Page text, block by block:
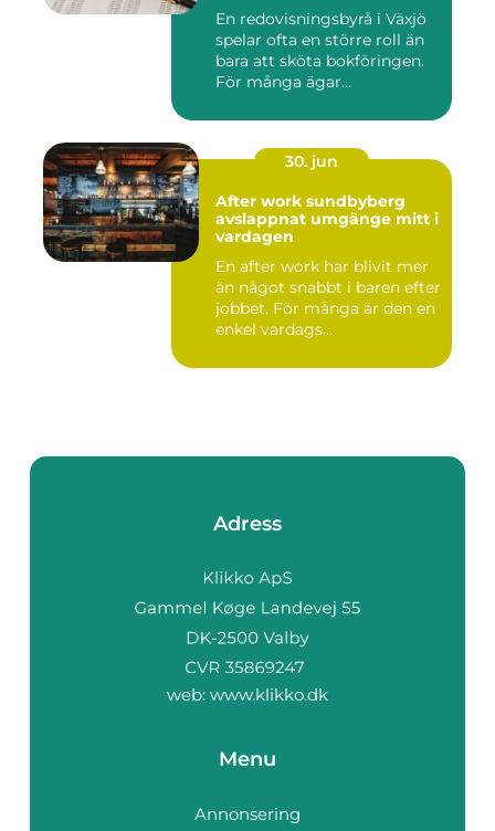
En redovisningsbyrå i Växjö
spelar ofta en större roll än
bara att sköta bokföringen.
För många ägar...
30. jun
After work sundbyberg
avslappnat umgänge mitt i
vardagen
En after work har blivit mer
än något snabbt i baren efter
jobbet. För många är den en
enkel vardags...
Adress
web: www.klikko.dk
Menu
Annonsering